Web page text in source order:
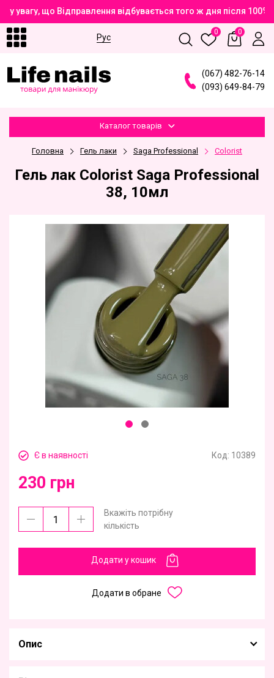
увагу, що Відправлення відбувається того ж дня після
Рус
0 0
(067) 482-76-14
(093) 649-84-79
Каталог товарів
Головна Гель лаки Saga Professional Сolorist
Гель лак Colorist Saga Professional
38, 10мл
Є в наявності Код: 10389
230 грн
Вкажіть потрібну
кількість
Додати у кошик
Додати в обране
Опис